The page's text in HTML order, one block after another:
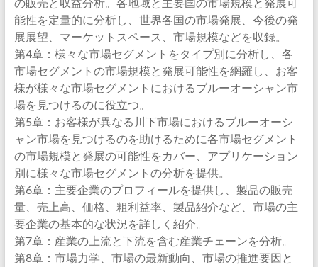
能性を定量的に分析し、世界各国の市場発展、今後の発
展展望、マーケットスペース、市場規模などを収録。
第4章：様々な市場セグメントをタイプ別に分析し、各
市場セグメントの市場規模と発展可能性を網羅し、お客
様が様々な市場セグメントにおけるブルーオーシャン市
場を見つけるのに役立つ。
第5章：お客様が異なる川下市場におけるブルーオーシ
ャン市場を見つけるのを助けるために各市場セグメント
の市場規模と発展の可能性をカバー、アプリケーション
別に様々な市場セグメントの分析を提供。
第6章：主要企業のプロフィールを提供し、製品の販売
量、売上高、価格、粗利益率、製品紹介など、市場の主
要企業の基本的な状況を詳しく紹介。
第7章：産業の上流と下流を含む産業チェーンを分析。
第8章：市場力学、市場の最新動向、市場の推進要因と